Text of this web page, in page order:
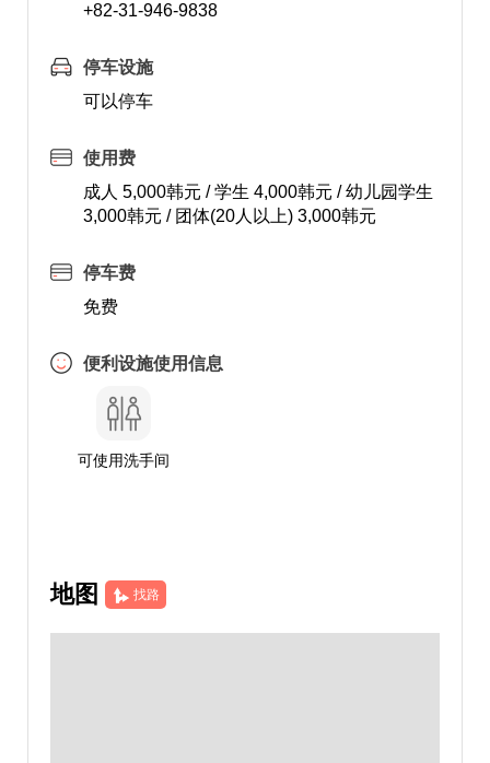
+82-31-946-9838
停车设施
可以停车
使用费
成人 5,000韩元 / 学生 4,000韩元 / 幼儿园学生
3,000韩元 / 团体(20人以上) 3,000韩元
停车费
免费
便利设施使用信息
可使用洗手间
地图 找路